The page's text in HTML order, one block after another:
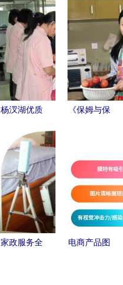
杨汊湖优质
八年老店，
专业月嫂、
保姆与育婴
师服务
《保姆与保
缘 原班人
马出演 家
政题材引关
注
家政服务全
电商产品图